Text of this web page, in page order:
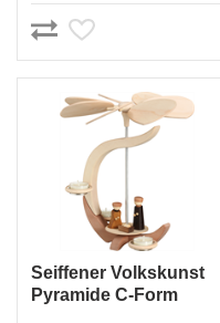
Seiffener Volkskunst
Pyramide C-Form